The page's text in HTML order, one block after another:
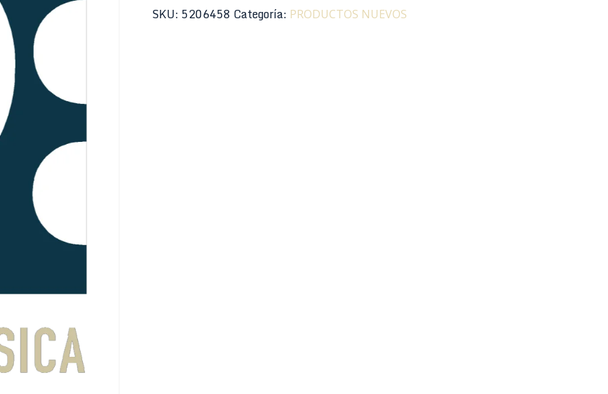
SKU: 5206458 Categoría: PRODUCTOS NUEVOS